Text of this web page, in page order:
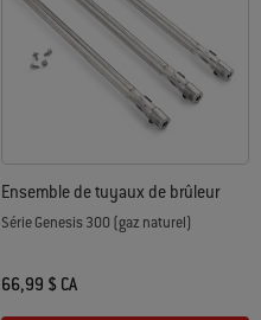
Ensemble de tuyaux de brûleur
Série Genesis 300 (gaz naturel)
66,99 $ CA